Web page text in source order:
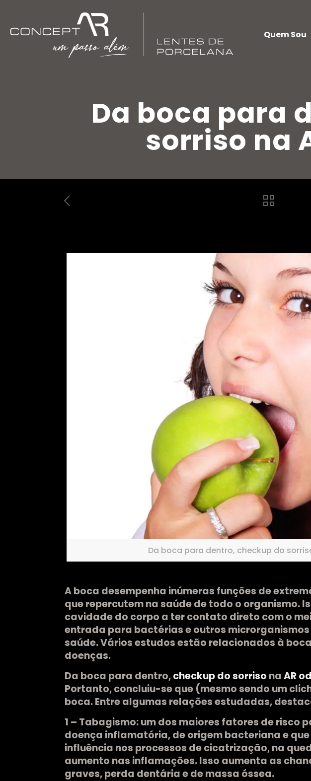
Quem Sou
Da boca para
sorriso na
Da boca para dentro, checkup do
A boca desempenha inúmeras funções de
que repercutem na saúde de todo o organismo.
cavidade do corpo a ter contato direto com o
entrada para bactérias e outros
saúde. Vários estudos estão relacionados à
doenças.
Da boca para dentro,checkup do sorriso naAR
Portanto, concluiu-se que (mesmo sendo um
boca. Entre algumas relações estudadas,
1 – Tabagismo:um dos maiores fatores de risco
doença inflamatória, de origem bacteriana e
influência nos processos de cicatrização, na
aumento nas inflamações. Isso aumenta as
graves, perda dentária e de massa óssea.